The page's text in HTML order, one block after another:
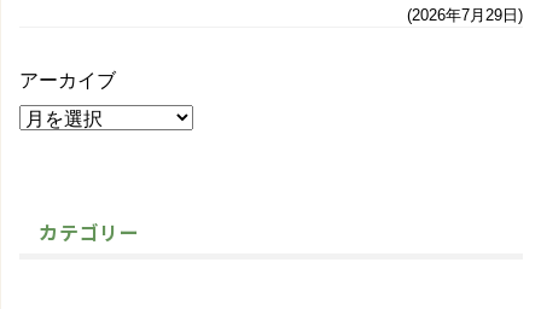
2026年7月29日
アーカイブ
カテゴリー